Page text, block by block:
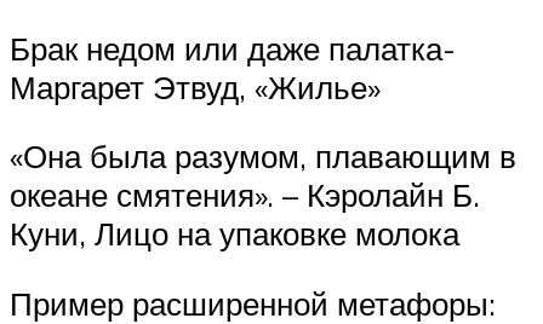
Брак недом или даже палатка-
Маргарет Этвуд, «Жилье»
«Она была разумом, плавающим в
океане смятения». – Кэролайн Б.
Куни, Лицо на упаковке молока
Пример расширенной метафоры: